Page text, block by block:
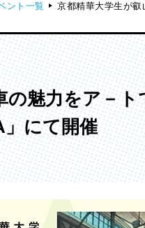
ィア表現学部
ィア表現学科
ント一覧 京都精華大学生が
の魅力をア－
にて開催